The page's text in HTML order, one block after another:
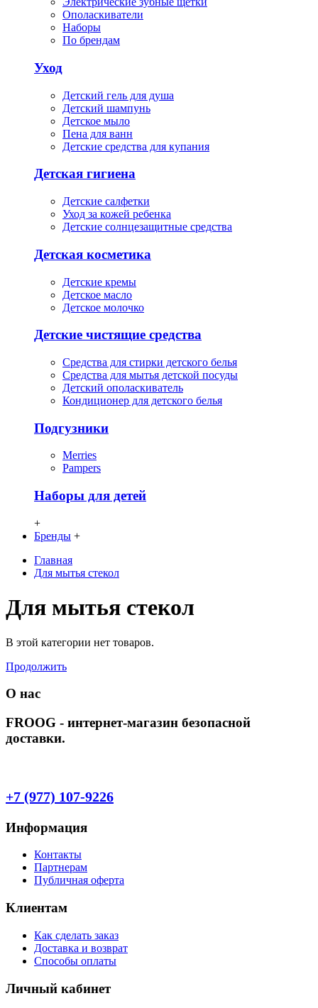
Ополаскиватели
Наборы
По брендам
Уход
Детский гель для душа
Детский шампунь
Детское мыло
Пена для ванн
Детские средства для купания
Детская гигиена
Детские салфетки
Уход за кожей ребенка
Детские солнцезащитные средства
Детская косметика
Детские кремы
Детское масло
Детское молочко
Детские чистящие средства
Средства для стирки детского белья
Средства для мытья детской посуды
Детский ополаскиватель
Кондиционер для детского белья
Подгузники
Merries
Pampers
Наборы для детей
+
Бренды +
Главная
Для мытья стекол
Для мытья стекол
В этой категории нет товаров.
Продолжить
О нас
FROOG - интернет-магазин безопасной
доставки.
+7 (977) 107-9226
Информация
Контакты
Партнерам
Публичная оферта
Клиентам
Как сделать заказ
Доставка и возврат
Способы оплаты
Личный кабинет